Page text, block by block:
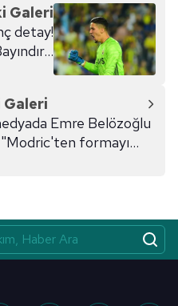
Galeri
detay!
Galeri
Emre Belözoğlu
"Modric'ten formayı